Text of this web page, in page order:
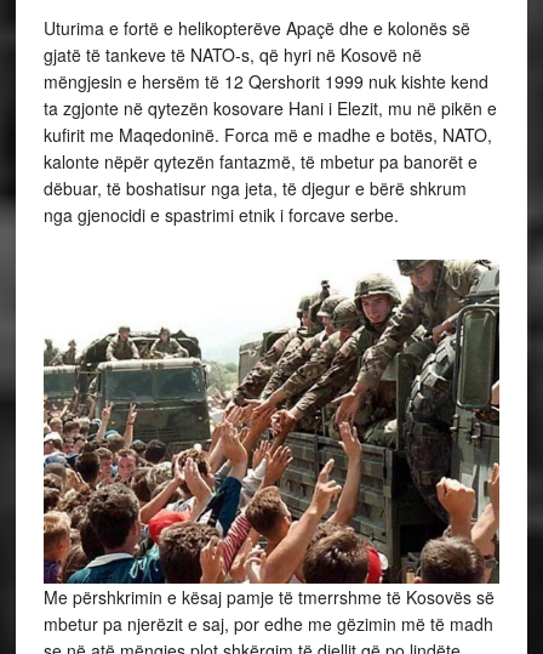
Uturima e fortë e helikopterëve Apaçë dhe e kolonës së
gjatë të tankeve të NATO-s, që hyri në Kosovë në
mëngjesin e hersëm të 12 Qershorit 1999 nuk kishte kend
ta zgjonte në qytezën kosovare Hani i Elezit, mu në pikën e
kufirit me Maqedoninë. Forca më e madhe e botës, NATO,
kalonte nëpër qytezën fantazmë, të mbetur pa banorët e
dëbuar, të boshatisur nga jeta, të djegur e bërë shkrum
nga gjenocidi e spastrimi etnik i forcave serbe.
Me përshkrimin e kësaj pamje të tmerrshme të Kosovës së
mbetur pa njerëzit e saj, por edhe me gëzimin më të madh